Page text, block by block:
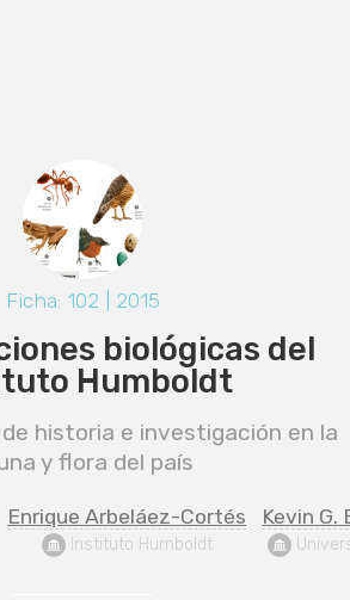
Ficha: 102 | 2015
biológicas del
Humboldt
historia e investigación en la
y flora del país
Enrique Arbeláez-Cortés
Instituto Humboldt
Kevin